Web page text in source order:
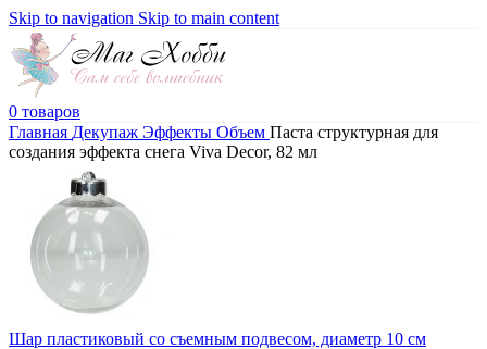
Skip to navigation Skip to main content
0 товаров
Главная Декупаж Эффекты Объем Паста структурная для
создания эффекта снега Viva Decor, 82 мл
Шар пластиковый со съемным подвесом, диаметр 10 см